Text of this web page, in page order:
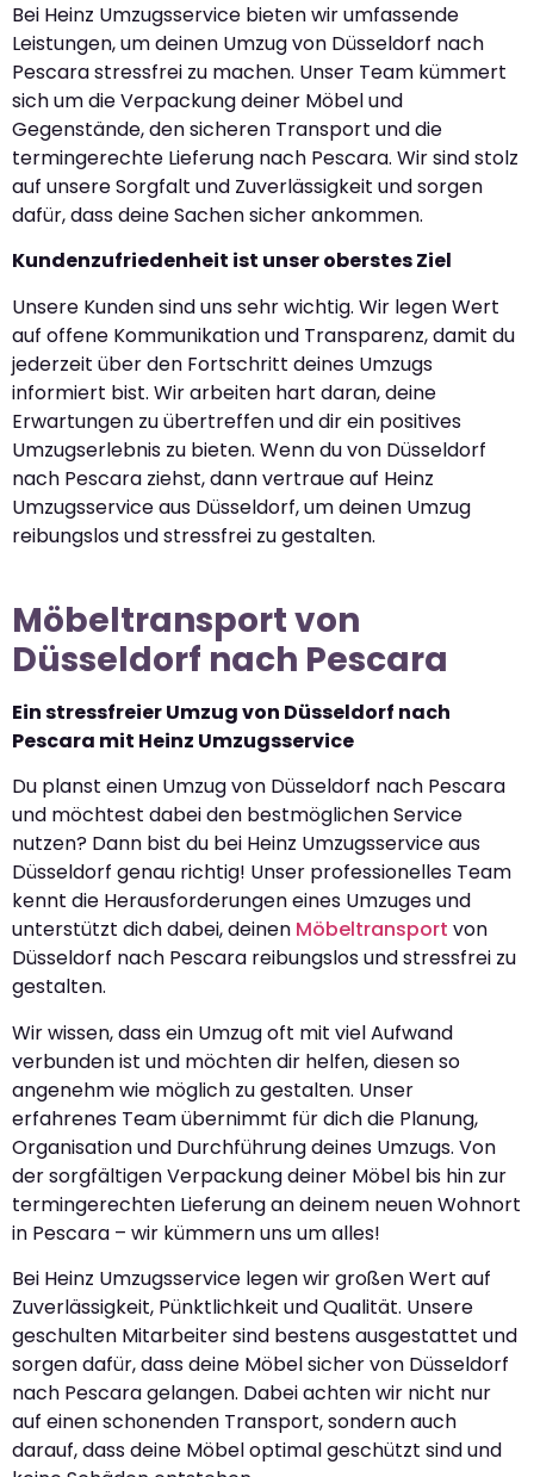
Bei Heinz Umzugsservice bieten wir umfassende
Leistungen, um deinen Umzug von Düsseldorf nach
Pescara stressfrei zu machen. Unser Team kümmert
sich um die Verpackung deiner Möbel und
Gegenstände, den sicheren Transport und die
termingerechte Lieferung nach Pescara. Wir sind stolz
auf unsere Sorgfalt und Zuverlässigkeit und sorgen
dafür, dass deine Sachen sicher ankommen.
Kundenzufriedenheit ist unser oberstes Ziel
Unsere Kunden sind uns sehr wichtig. Wir legen Wert
auf offene Kommunikation und Transparenz, damit du
jederzeit über den Fortschritt deines Umzugs
informiert bist. Wir arbeiten hart daran, deine
Erwartungen zu übertreffen und dir ein positives
Umzugserlebnis zu bieten. Wenn du von Düsseldorf
nach Pescara ziehst, dann vertraue auf Heinz
Umzugsservice aus Düsseldorf, um deinen Umzug
reibungslos und stressfrei zu gestalten.
Möbeltransport von
Düsseldorf nach Pescara
Ein stressfreier Umzug von Düsseldorf nach
Pescara mit Heinz Umzugsservice
Du planst einen Umzug von Düsseldorf nach Pescara
und möchtest dabei den bestmöglichen Service
nutzen? Dann bist du bei Heinz Umzugsservice aus
Düsseldorf genau richtig! Unser professionelles Team
kennt die Herausforderungen eines Umzuges und
unterstützt dich dabei, deinen Möbeltransport von
Düsseldorf nach Pescara reibungslos und stressfrei zu
gestalten.
Wir wissen, dass ein Umzug oft mit viel Aufwand
verbunden ist und möchten dir helfen, diesen so
angenehm wie möglich zu gestalten. Unser
erfahrenes Team übernimmt für dich die Planung,
Organisation und Durchführung deines Umzugs. Von
der sorgfältigen Verpackung deiner Möbel bis hin zur
termingerechten Lieferung an deinem neuen Wohnort
in Pescara – wir kümmern uns um alles!
Bei Heinz Umzugsservice legen wir großen Wert auf
Zuverlässigkeit, Pünktlichkeit und Qualität. Unsere
geschulten Mitarbeiter sind bestens ausgestattet und
sorgen dafür, dass deine Möbel sicher von Düsseldorf
nach Pescara gelangen. Dabei achten wir nicht nur
auf einen schonenden Transport, sondern auch
darauf, dass deine Möbel optimal geschützt sind und